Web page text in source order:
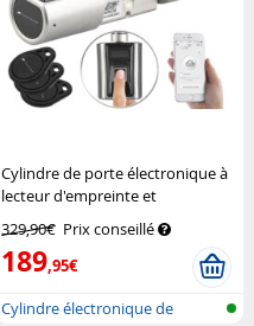
Cylindre de porte électronique à
lecteur d'empreinte et
application TSZ-580.fp VisorTech
329,90€ Prix conseillé
189,95€
Cylindre électronique de